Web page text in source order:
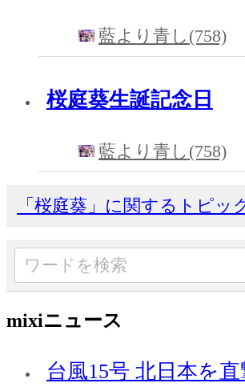
藍より青し(758)
桜庭葵生誕記念日
藍より青し(758)
「桜庭葵」に関するトピッ
mixiニュース
台風15号 北日本を